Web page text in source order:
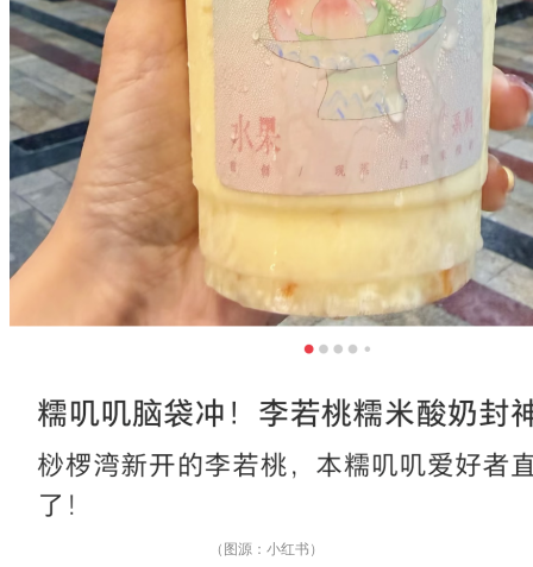
（图源：小红书）